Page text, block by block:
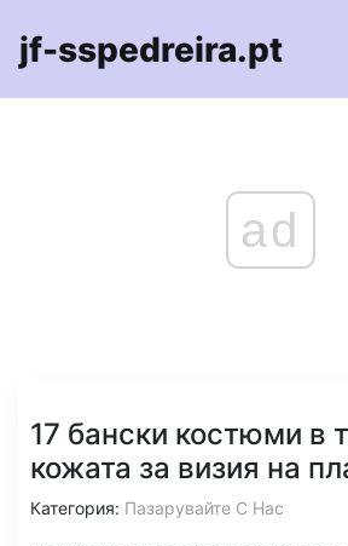
jf-sspedreira.pt
ad
17 бански костюми в
кожата за визия на
Категория: Пазарувайте С Нас